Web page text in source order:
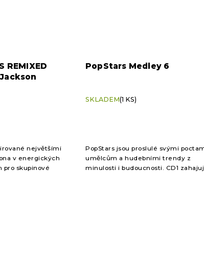
REMIXED
největšími
v energických
skupinové
PopStars Medley 6
SKLADEM(1 KS)
PopStars jsou proslulé svými
umělcům a hudebními trendy z
minulosti i budoucnosti. CD1